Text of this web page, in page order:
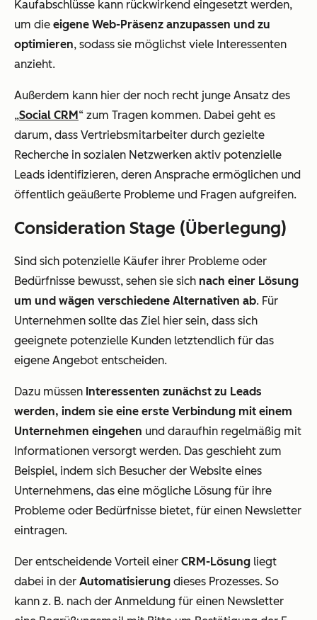
Kaufabschlüsse kann rückwirkend eingesetzt werden,
um die eigene Web-Präsenz anzupassen und zu
optimieren, sodass sie möglichst viele Interessenten
anzieht.
Außerdem kann hier der noch recht junge Ansatz des
„Social CRM “ zum Tragen kommen. Dabei geht es
darum, dass Vertriebsmitarbeiter durch gezielte
Recherche in sozialen Netzwerken aktiv potenzielle
Leads identifizieren, deren Ansprache ermöglichen und
öffentlich geäußerte Probleme und Fragen aufgreifen.
Consideration Stage (Überlegung)
Sind sich potenzielle Käufer ihrer Probleme oder
Bedürfnisse bewusst, sehen sie sich nach einer Lösung
um und wägen verschiedene Alternativen ab. Für
Unternehmen sollte das Ziel hier sein, dass sich
geeignete potenzielle Kunden letztendlich für das
eigene Angebot entscheiden.
Dazu müssen Interessenten zunächst zu Leads
werden, indem sie eine erste Verbindung mit einem
Unternehmen eingehen und daraufhin regelmäßig mit
Informationen versorgt werden. Das geschieht zum
Beispiel, indem sich Besucher der Website eines
Unternehmens, das eine mögliche Lösung für ihre
Probleme oder Bedürfnisse bietet, für einen Newsletter
eintragen.
Der entscheidende Vorteil einer CRM-Lösung liegt
dabei in der Automatisierung dieses Prozesses. So
kann z. B. nach der Anmeldung für einen Newsletter